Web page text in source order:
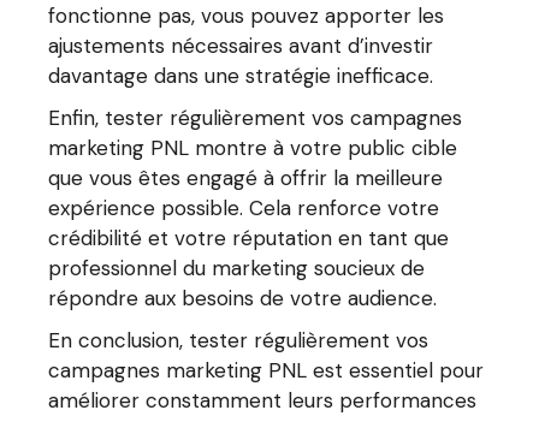
fonctionne pas, vous pouvez apporter les
ajustements nécessaires avant d’investir
davantage dans une stratégie inefficace.
Enfin, tester régulièrement vos campagnes
marketing PNL montre à votre public cible
que vous êtes engagé à offrir la meilleure
expérience possible. Cela renforce votre
crédibilité et votre réputation en tant que
professionnel du marketing soucieux de
répondre aux besoins de votre audience.
En conclusion, tester régulièrement vos
campagnes marketing PNL est essentiel pour
améliorer constamment leurs performances